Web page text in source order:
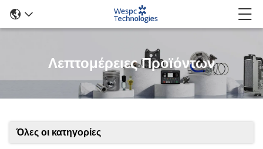
Λεπτομέρειες Προϊόντων
Όλες οι κατηγορίες